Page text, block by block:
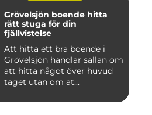
Grövelsjön boende hitta
rätt stuga för din
fjällvistelse
Att hitta ett bra boende i
Grövelsjön handlar sällan om
att hitta något över huvud
taget utan om at...